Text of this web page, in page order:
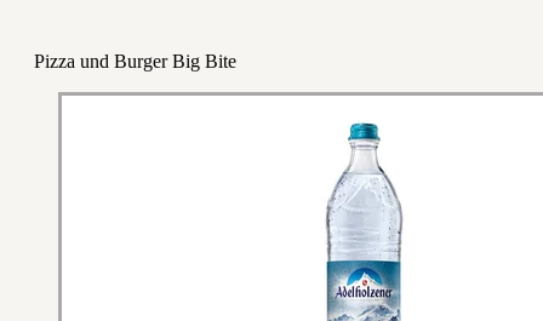
Pizza und Burger Big Bite